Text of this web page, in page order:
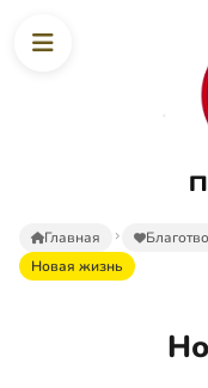
Главная
Новая жизнь